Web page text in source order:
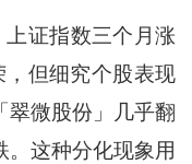
证指数三个月涨
但细究个股表现
翠微股份」几乎翻
。这种分化现象用